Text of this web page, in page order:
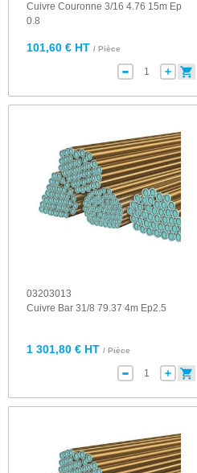
Cuivre Couronne 3/16 4.76 15m Ep
0.8
101,60 € HT / Pièce
03203013
Cuivre Bar 31/8 79.37 4m Ep2.5
1 301,80 € HT / Pièce